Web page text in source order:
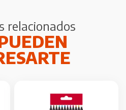
relacionados